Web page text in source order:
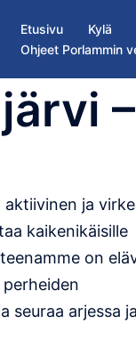
Etusivu Kylä
Ohjeet Porlammin
ja
kaikenikäisille
on
seuraa arjessa ja